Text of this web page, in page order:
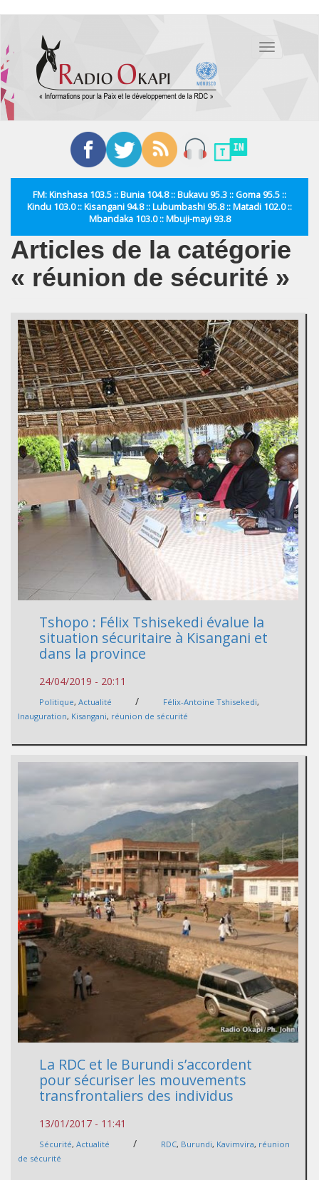
contenu
principal
Toggle
FM: Kinshasa 103.5 :: Bunia 104.8 :: Bukavu 95.3 :: Goma 95.5 ::
Kindu 103.0 :: Kisangani 94.8 :: Lubumbashi 95.8 :: Matadi 102.0 ::
Mbandaka 103.0 :: Mbuji-mayi 93.8
Articles de la catégorie
« réunion de sécurité »
Tshopo : Félix Tshisekedi évalue la
situation sécuritaire à Kisangani et
dans la province
24/04/2019 - 20:11
Politique, Actualité / Félix-Antoine Tshisekedi,
Inauguration, Kisangani, réunion de sécurité
La RDC et le Burundi s’accordent
pour sécuriser les mouvements
transfrontaliers des individus
13/01/2017 - 11:41
Sécurité, Actualité / RDC, Burundi, Kavimvira, réunion
de sécurité